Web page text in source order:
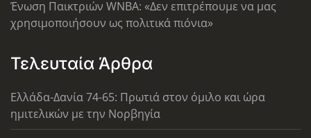
Ένωση Παικτριών WNBA: «Δεν επιτρέπουμε να μας
χρησιμοποιήσουν ως πολιτικά πιόνια»
Τελευταία Άρθρα
Ελλάδα-Δανία 74-65: Πρωτιά στον όμιλο και ώρα
ημιτελικών με την Νορβηγία